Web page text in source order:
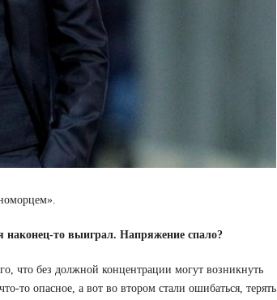
наконец-то выиграл. Напряжение спало?
что без должной концентрации могут возникнуть
то опасное, а вот во втором стали ошибаться, терять